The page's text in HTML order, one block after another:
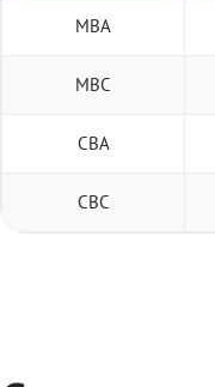
МВА
МВС
СВА
СВС